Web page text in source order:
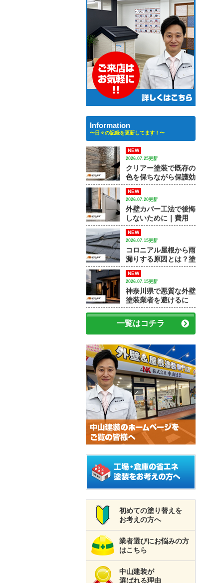
Information
〜日々の記録を更新してます！〜
NEW
2026.07.25更新
クリアー塗装で既存の
色を保ちながら保護効
果を高める方法｜【大
和市で外壁塗装・屋根
塗装をするなら中山建
装】
NEW
2026.07.20更新
外壁カバー工法で後悔
しないために｜費用
差・施工例・塗装との
違いを専門店が解説
NEW
2026.07.15更新
コロニアル屋根から雨
漏りする原因とは？塗
装で済むケースと屋根
修理が必要なケース
NEW
2026.07.15更新
神奈川県で悪質な外壁
塗装業者を避けるに
は？訪問販売・見積
書・保証で確認すべき
ポイント
一覧はコチラ
初めての塗り替えを
お考えの方へ
業者選びにお悩みの方
はこちら
中山建装が
選ばれる理由